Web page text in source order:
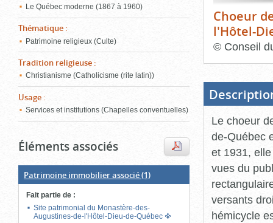
Le Québec moderne (1867 à 1960)
Thématique :
Patrimoine religieux (Culte)
Tradition religieuse :
Christianisme (Catholicisme (rite latin))
Usage :
Services et institutions (Chapelles conventuelles)
Éléments associés
Patrimoine immobilier associé(1)
Fait partie de :
Site patrimonial du Monastère-des-
Augustines-de-l'Hôtel-Dieu-de-Québec
Choeur
l'Hôtel-
© Conseil
bloc
d'onglets
Le choeur
de-Québec
et 1931,
vues du
versants
hémicycle